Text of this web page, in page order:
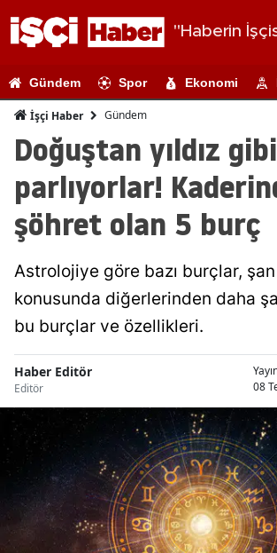
"Haberin
Gündem Spor Ekonomi
İşçi Haber Gündem
Doğuştan yıldız gibi
parlıyorlar!
şöhret olan 5 burç
Astrolojiye göre bazı burçlar,
konusunda diğerlerinden daha
bu burçlar ve özellikleri.
Haber Editör
Editör
08